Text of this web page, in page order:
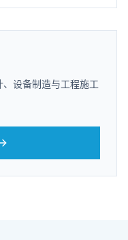
设备制造与工程施工